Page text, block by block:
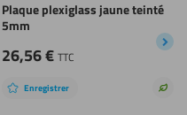
Plaque plexiglass jaune teinté
5mm
26,56€ TTC
Enregistrer